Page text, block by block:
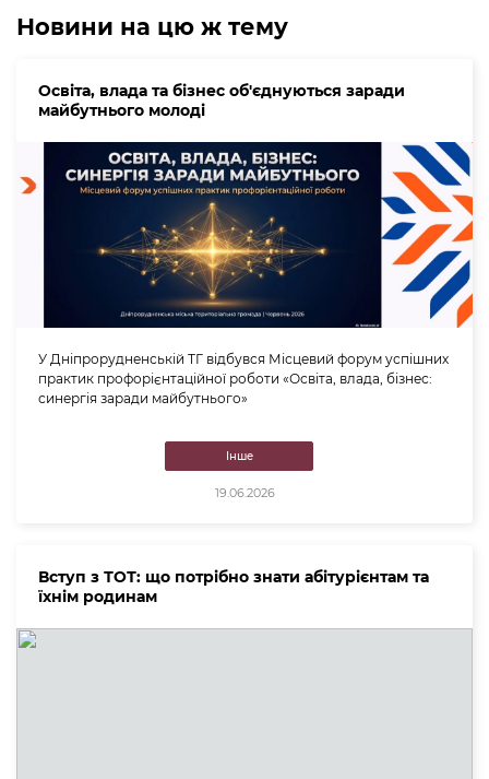
Новини на цю ж тему
Освіта, влада та бізнес об'єднуються заради
майбутнього молоді
У Дніпрорудненській ТГ відбувся Місцевий форум успішних
практик профорієнтаційної роботи «Освіта, влада, бізнес:
синергія заради майбутнього»
Інше
19.06.2026
Вступ з ТОТ: що потрібно знати абітурієнтам та
їхнім родинам